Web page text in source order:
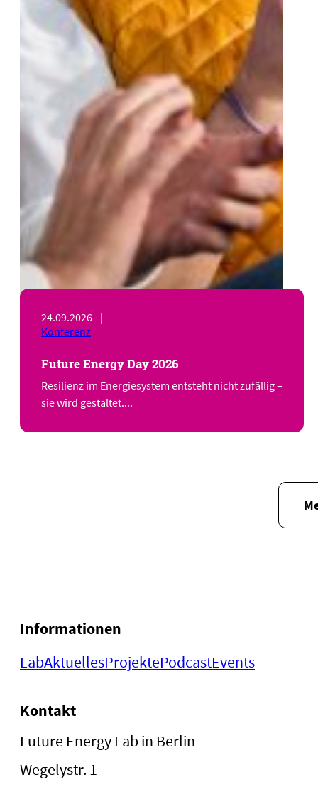
24.09.2026 |
Konferenz
Future Energy Day 2026
Resilienz im Energiesystem entsteht nicht zufällig –
sie wird gestaltet....
Informationen
LabAktuellesProjektePodcastEvents
Kontakt
Future Energy Lab in Berlin
Wegelystr. 1